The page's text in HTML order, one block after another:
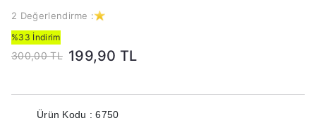
2 Değerlendirme :
%33 İndirim
300,00 TL 199,90 TL
Ürün Kodu : 6750